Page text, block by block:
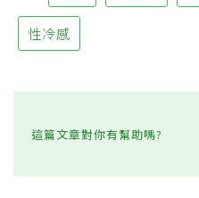
性冷感
這篇文章對你有幫助嗎?